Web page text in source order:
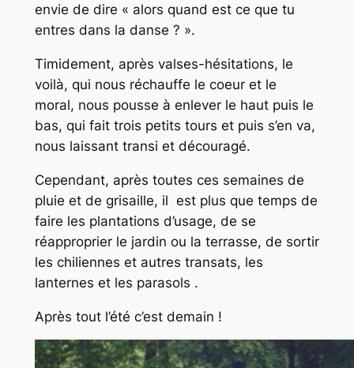
envie de dire « alors quand est ce que tu
entres dans la danse ? ».
Timidement, après valses-hésitations, le
voilà, qui nous réchauffe le coeur et le
moral, nous pousse à enlever le haut puis le
bas, qui fait trois petits tours et puis s’en va,
nous laissant transi et découragé.
Cependant, après toutes ces semaines de
pluie et de grisaille, il est plus que temps de
faire les plantations d’usage, de se
réapproprier le jardin ou la terrasse, de sortir
les chiliennes et autres transats, les
lanternes et les parasols .
Après tout l’été c’est demain !